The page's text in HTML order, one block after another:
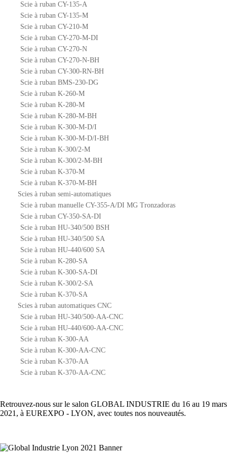
Scie à ruban CY-135-A
Scie à ruban CY-135-M
Scie à ruban CY-210-M
Scie à ruban CY-270-M-DI
Scie à ruban CY-270-N
Scie à ruban CY-270-N-BH
Scie à ruban CY-300-RN-BH
Scie à ruban BMS-230-DG
Scie à ruban K-260-M
Scie à ruban K-280-M
Scie à ruban K-280-M-BH
Scie à ruban K-300-M-D/I
Scie à ruban K-300-M-D/I-BH
Scie à ruban K-300/2-M
Scie à ruban K-300/2-M-BH
Scie à ruban K-370-M
Scie à ruban K-370-M-BH
Scies à ruban semi-automatiques
Scie à ruban manuelle CY-355-A/DI MG Tronzadoras
Scie à ruban CY-350-SA-DI
Scie à ruban HU-340/500 BSH
Scie à ruban HU-340/500 SA
Scie à ruban HU-440/600 SA
Scie à ruban K-280-SA
Scie à ruban K-300-SA-DI
Scie à ruban K-300/2-SA
Scie à ruban K-370-SA
Scies à ruban automatiques CNC
Scie à ruban HU-340/500-AA-CNC
Scie à ruban HU-440/600-AA-CNC
Scie à ruban K-300-AA
Scie à ruban K-300-AA-CNC
Scie à ruban K-370-AA
Scie à ruban K-370-AA-CNC
Retrouvez-nous sur le salon GLOBAL INDUSTRIE du 16 au 19 mars
2021, à EUREXPO - LYON, avec toutes nos nouveautés.